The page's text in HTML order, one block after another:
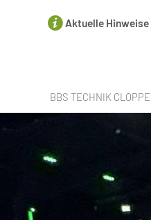
Aktuelle Hinweise
BBS TECHNIK
LEHRER & MITARBEITER
SCHULELTERNRAT DER
PERSONALRAT